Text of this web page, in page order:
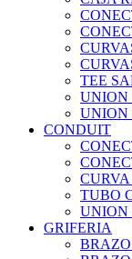
TEE
UNION
UNION
CONDUIT
TUBO
UNION
GRIFERIA